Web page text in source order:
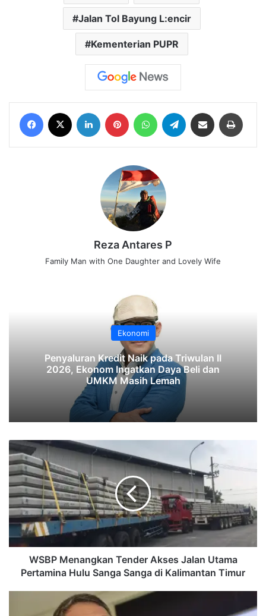
Jalan Tol Bayung L:encir
Kementerian PUPR
Facebook LinkedIn Pinterest WhatsAppTelegram Share via Email
Reza Antares P
Family Man with One Daughter and Lovely Wife
Ekonomi
‎Penyaluran Kredit Naik pada Triwulan II
2026, Ekonom Ingatkan Daya Beli dan
UMKM Masih Lemah‎‎
WSBP
Menangkan
Tender
Akses
Jalan
Utama
Pertamina
Hulu
Sanga
SangaWSBP Menangkan Tender Akses Jalan Utama
Pertamina Hulu Sanga Sanga di Kalimantan Timur